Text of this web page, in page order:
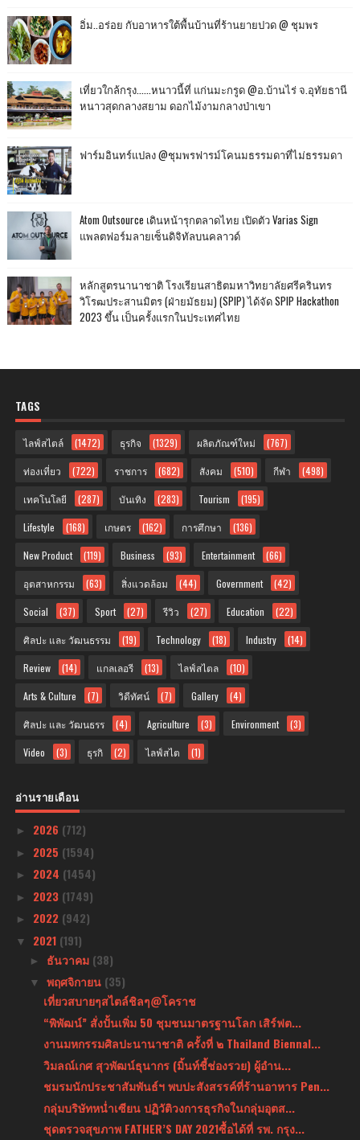
อิ่ม..อร่อย กับอาหารใต้พื้นบ้านที่ร้านยายปวด @ ชุมพร
เที่ยวใกล้กรุง......หนาวนี้ที่ แก่นมะกรูด @อ.บ้านไร่ จ.อุทัยธานี
หนาวสุดกลางสยาม ดอกไม้งามกลางป่าเขา
ฟาร์มอินทร์แปลง @ชุมพรฟารม์โคนมธรรมดาที่ไม่ธรรมดา
Atom Outsource เดินหน้ารุกตลาดไทย เปิดตัว Varias Sign
แพลตฟอร์มลายเซ็นดิจิทัลบนคลาวด์
หลักสูตรนานาชาติ โรงเรียนสาธิตมหาวิทยาลัยศรีครินทร
วิโรฒประสานมิตร (ฝ่ายมัธยม) (SPIP) ได้จัด SPIP Hackathon
2023 ขึ้น เป็นครั้งแรกในประเทศไทย
TAGS
ไลฟ์สไตล์ (1472) ธุรกิจ (1329) ผลิตภัณฑ์ใหม่ (767)
ท่องเที่ยว (722) ราชการ (682) สังคม (510) กีฬา (498)
เทคโนโลยี (287) บันเทิง (283) Tourism (195)
Lifestyle (168) เกษตร (162) การศึกษา (136)
New Product (119) Business (93) Entertainment (66)
อุตสาหกรรม (63) สิ่งแวดล้อม (44) Government (42)
Social (37) Sport (27) รีวิว (27) Education (22)
ศิลปะ และ วัฒนธรรม (19) Technology (18) Industry (14)
Review (14) แกลเลอรี (13) ไลฟ์สไตล (10)
Arts & Culture (7) วิดีทัศน์ (7) Gallery (4)
ศิลปะ และ วัฒนธรร (4) Agriculture (3) Environment (3)
Video (3) ธุรกิ (2) ไลฟ์สไต (1)
อ่านรายเดือน
► 2026 (712)
► 2025 (1594)
► 2024 (1454)
► 2023 (1749)
► 2022 (942)
▼ 2021 (191)
► ธันวาคม (38)
▼ พฤศจิกายน (35)
เที่ยวสบายๆสไตล์ชิลๆ@โคราช
“พิพัฒน์” สั่งปั้นเพิ่ม 50 ชุมชนมาตรฐานโลก เสิร์ฟต...
งานมหกรรมศิลปะนานาชาติ ครั้งที่ ๒ Thailand Biennal...
วิมลณ์เกศ สุวพัฒน์ธุนากร (มิ้นท์ชี้ช่องรวย) ผู้อำน...
ชมรมนักประชาสัมพันธ์ฯ พบปะสังสรรค์ที่ร้านอาหาร Pen...
กลุ่มบริษัทหน่ำเซียน ปฏิวัติวงการธุรกิจในกลุ่มอุตส...
ชุดตรวจสุขภาพ FATHER’S DAY 2021ซื้อได้ที่ รพ. กรุง...